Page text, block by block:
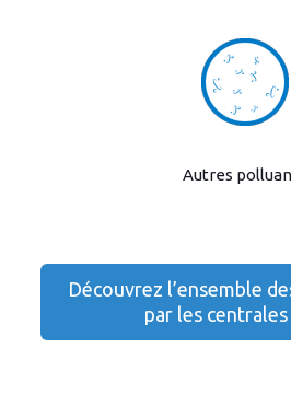
Autres
Découvrez l’ensemble
par les